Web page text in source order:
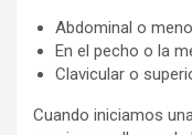
Abdominal o
En el pecho o la
Clavicular o
Cuando iniciamos